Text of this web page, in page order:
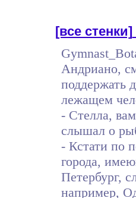
[все стенки]
Андриано,
поддержать
лежащем
- Стелла,
слышал о
- Кстати по
города,
Петербург,
например,